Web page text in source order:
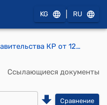
KG RU
Постановление Правительства КР от 12 мая 2017 года № 268 "О внесении изменений в постановление Правительства Кыргызской Республики "О делегировании отдельных нормотворческих полномочий Правительства Кыргызской Республики ряду государственных органов исполнительной власти" от 15 сентября 2014 года № 530"
Ссылающиеся документы
Сравнение